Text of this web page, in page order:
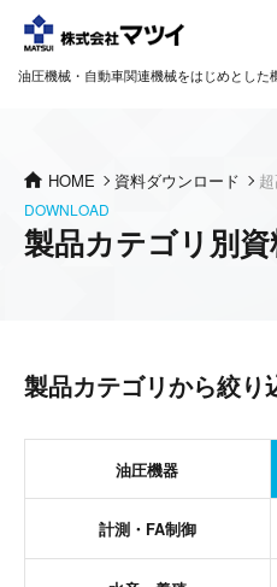
油圧機械・自動車関連機械をはじめとした
HOME 資料ダウンロード
DOWNLOAD
製品カテゴリ別
製品カテゴリから絞り
油圧機器
計測・FA制御